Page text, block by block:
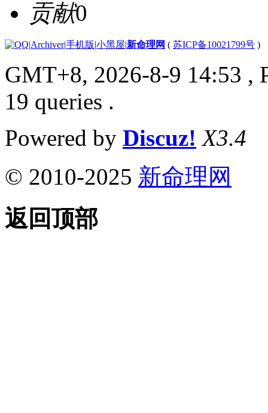
贡献0
|Archiver|手机版|小黑屋|新命理网 ( 苏ICP备10021799号 )
GMT+8, 2026-8-9 14:53 ,
19 queries .
Powered by Discuz! X3.4
© 2010-2025 新命理网
返回顶部